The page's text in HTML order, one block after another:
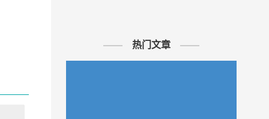
热门文章